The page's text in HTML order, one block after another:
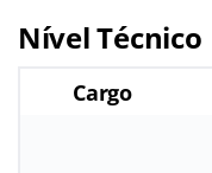
Nível Técnico
Cargo